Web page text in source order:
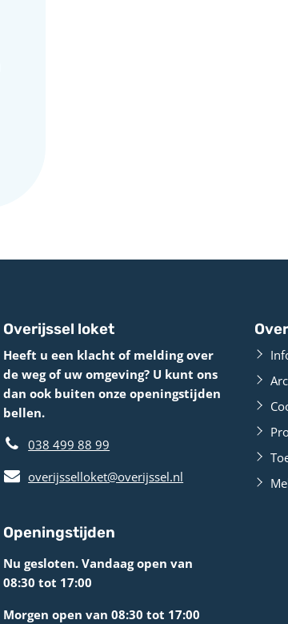
Overijssel loket
Heeft u een klacht of melding over
de weg of uw omgeving? U kunt ons
dan ook buiten onze openingstijden
bellen.
038 499 88 99
overijsselloket@overijssel.nl
Openingstijden
Nu gesloten. Vandaag open van
08:30 tot 17:00
Morgen open van 08:30 tot 17:00